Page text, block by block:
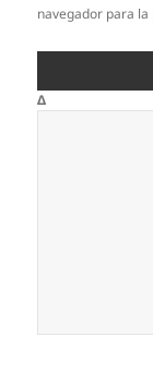
navegador para
Δ